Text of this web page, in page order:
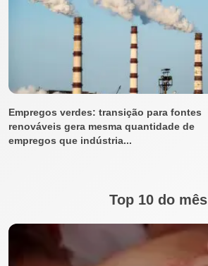
Empregos verdes: transição para fontes
renováveis gera mesma quantidade de
empregos que indústria...
Top 10 do mês